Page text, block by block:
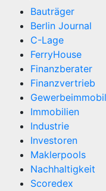
Bauträger
Berlin Journal
C-Lage
FerryHouse
Finanzberater
Finanzvertrieb
Immobilien
Industrie
Investoren
Maklerpools
Nachhaltigkeit
Scoredex